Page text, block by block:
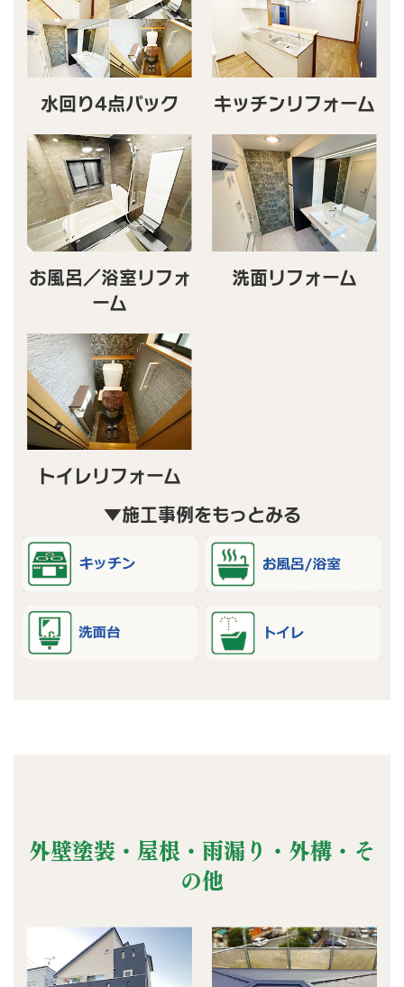
水回り4点パック キッチンリフォーム
お風呂／浴室リフォ
ーム
洗面リフォーム
トイレリフォーム
▼施工事例をもっとみる
外壁塗装・屋根・雨漏り・外構・そ
の他